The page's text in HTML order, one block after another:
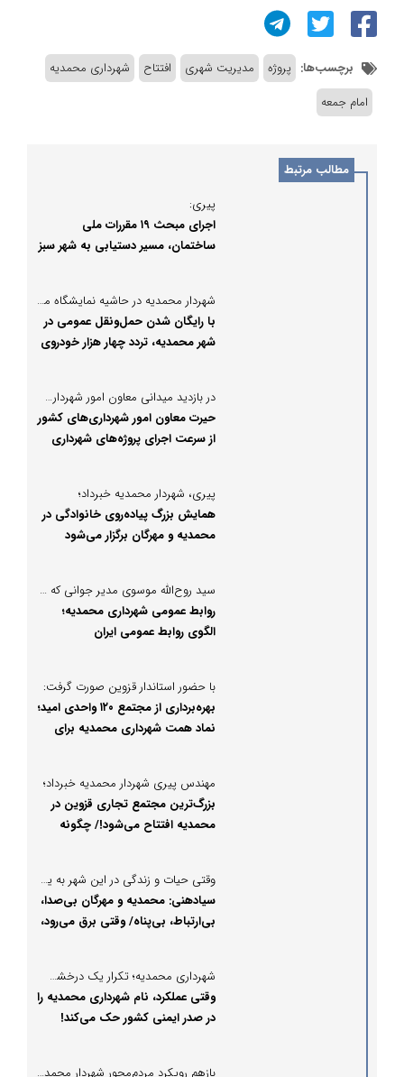
برچسب‌ها: پروژه مدیریت شهری افتتاح
شهرداری محمدیه
امام جمعه
مطالب مرتبط
پیری:
اجرای مبحث ۱۹ مقررات ملی
ساختمان، مسیر دستیابی به شهر سبز
شهردار محمدیه در حاشیه نمایشگاه مدیریت شهری در گفتگو با پُرسون مطرح کرد:
با رایگان شدن حمل‌ونقل عمومی در
شهر محمدیه، تردد چهار هزار خودروی
در بازدید میدانی معاون امور شهرداری‌های کشور از پروژه‌های عمرانی و خدماتی محمدیه صورت گرفت:
حیرت معاون امور شهرداری‌های کشور
از سرعت اجرای پروژه‌های شهرداری
پیری، شهردار محمدیه خبرداد؛
همایش بزرگ پیاده‌روی خانوادگی در
محمدیه و مهرگان برگزار می‌شود
سید روح‌الله موسوی مدیر جوانی که محمدیه را در نقشه رسانه‌ای کشور برجسته کرد
روابط عمومی شهرداری محمدیه؛
الگوی روابط عمومی ایران
با حضور استاندار قزوین صورت گرفت:
بهره‌برداری از مجتمع ۱۲۰ واحدی امید؛
نماد همت شهرداری محمدیه برای
مهندس پیری شهردار محمدیه خبرداد؛
بزرگ‌ترین مجتمع تجاری قزوین در
محمدیه افتتاح می‌شود!/ چگونه
وقتی حیات و زندگی در این شهر به یک آنتن بند است
سیادهنی: محمدیه و مهرگان بی‌صدا،
بی‌ارتباط، بی‌پناه/ وقتی برق می‌رود،
شهرداری محمدیه؛ تکرار یک درخشش بی‌نظیر در قلب امنیت شهری استان
وقتی عملکرد، نام شهرداری محمدیه را
در صدر ایمنی کشور حک می‌کند!
بازهم رویکرد مردم‌محور شهردار محمدیه در توسعه خدمات زیربنایی